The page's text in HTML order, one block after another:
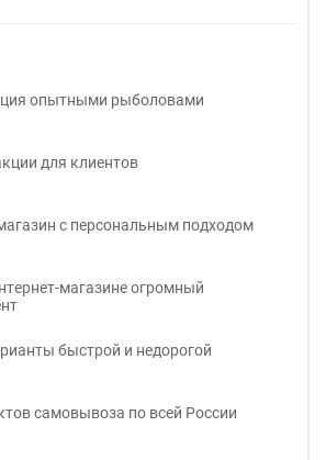
опытными рыболовами
для клиентов
с персональным подходом
магазине огромный
быстрой и недорогой
самовывоза по всей России